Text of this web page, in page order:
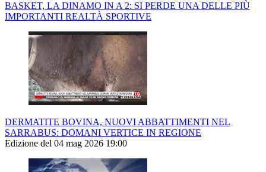
BASKET, LA DINAMO IN A 2: SI PERDE UNA DELLE PIÙ
IMPORTANTI REALTÀ SPORTIVE
DERMATITE BOVINA, NUOVI ABBATTIMENTI NEL
SARRABUS: DOMANI VERTICE IN REGIONE
Edizione del 04 mag 2026 19:00